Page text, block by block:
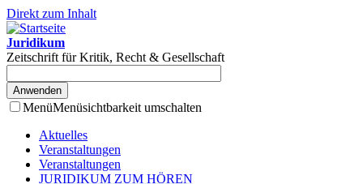
Direkt zum Inhalt
Juridikum
Zeitschrift für Kritik, Recht & Gesellschaft
MenüMenüsichtbarkeit umschalten
Aktuelles
Veranstaltungen
Veranstaltungen
JURIDIKUM ZUM HÖREN